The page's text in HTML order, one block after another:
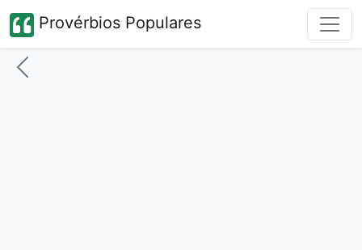
Provérbios Populares